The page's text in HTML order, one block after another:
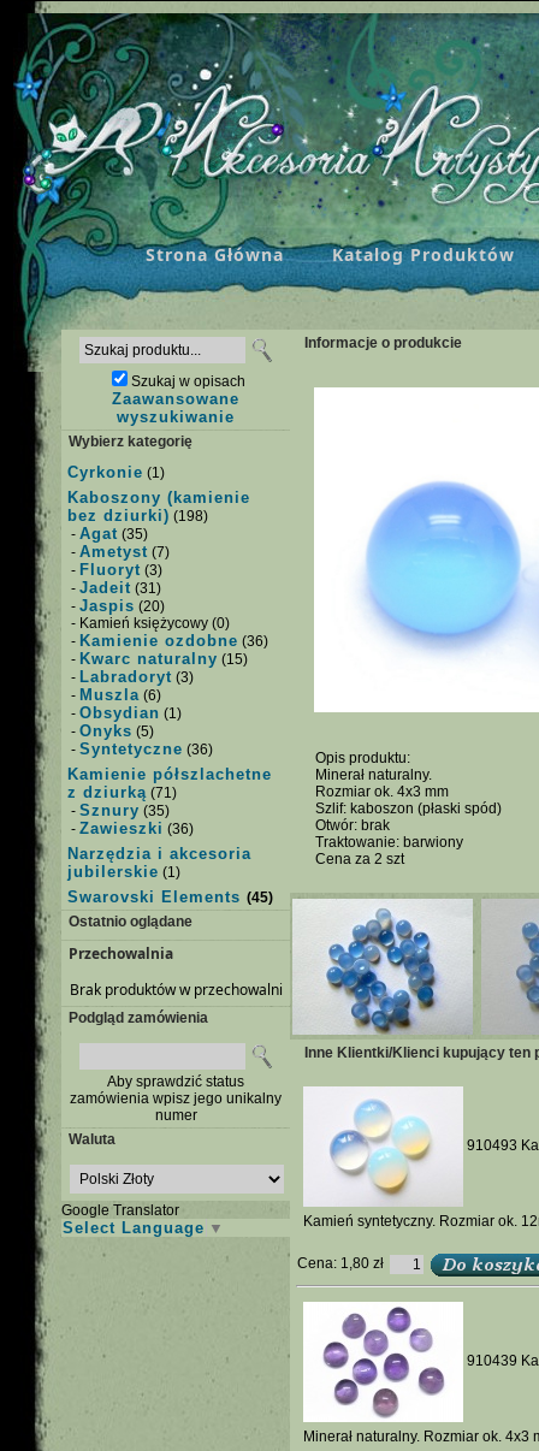
Strona Główna Katalog Produktów
Szukaj w opisach
Zaawansowane
wyszukiwanie
Wybierz kategorię
Cyrkonie (1)
Kaboszony (kamienie
bez dziurki) (198)
- Agat (35)
- Ametyst (7)
- Fluoryt (3)
- Jadeit (31)
- Jaspis (20)
- Kamień księżycowy (0)
- Kamienie ozdobne (36)
- Kwarc naturalny (15)
- Labradoryt (3)
- Muszla (6)
- Obsydian (1)
- Onyks (5)
- Syntetyczne (36)
Kamienie półszlachetne
z dziurką (71)
- Sznury (35)
- Zawieszki (36)
Narzędzia i akcesoria
jubilerskie (1)
Swarovski Elements (45)
Ostatnio oglądane
Przechowalnia
Brak produktów w przechowalni
Podgląd zamówienia
Aby sprawdzić status
zamówienia wpisz jego unikalny
numer
Waluta
Google Translator
Select Language ▼
Informacje o produkcie
Opis produktu:
Minerał naturalny.
Rozmiar ok. 4x3 mm
Szlif: kaboszon (płaski spód)
Otwór: brak
Traktowanie: barwiony
Cena za 2 szt
Inne Klientki/Klienci kupujący ten
910493
Kamień syntetyczny. Rozmiar ok.
Cena: 1,80 zł
910439
Minerał naturalny. Rozmiar ok.